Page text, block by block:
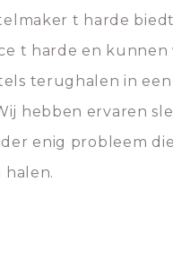
t harde
t harde en kunnen
terughalen in een
hebben ervaren
enig probleem
halen.